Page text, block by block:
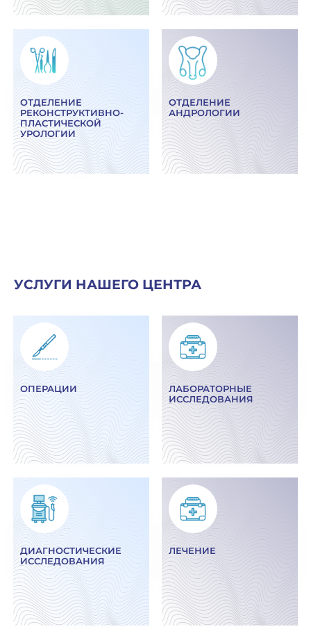
ОТДЕЛЕНИЕ
РЕКОНСТРУКТИВНО-
ПЛАСТИЧЕСКОЙ
УРОЛОГИИ
ОТДЕЛЕНИЕ
АНДРОЛОГИИ
УСЛУГИ НАШЕГО ЦЕНТРА
ОПЕРАЦИИ
ЛАБОРАТОРНЫЕ
ИССЛЕДОВАНИЯ
ДИАГНОСТИЧЕСКИЕ
ИССЛЕДОВАНИЯ
ЛЕЧЕНИЕ